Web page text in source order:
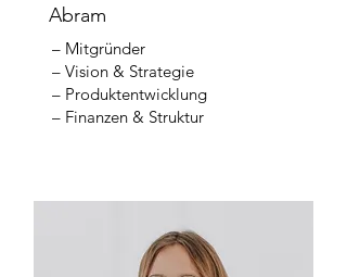
Abram
– Mitgründer
– Vision & Strategie
– Produktentwicklung
– Finanzen & Struktur